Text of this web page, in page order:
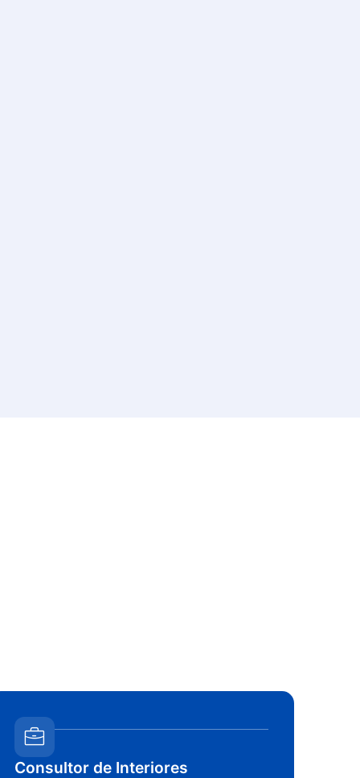
Consultor de Interiores